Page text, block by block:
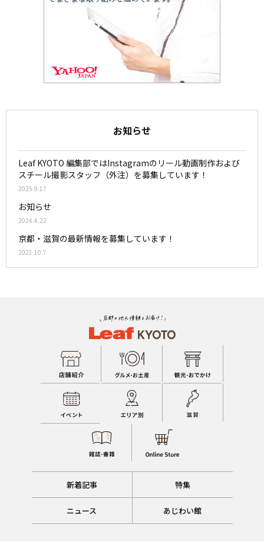
お知らせ
Leaf KYOTO 編集部ではInstagramのリール動画制作および
スチール撮影スタッフ（外注）を募集しています！
2025.9.17
お知らせ
2024.4.22
京都・滋賀の最新情報を募集しています！
2021.10.7
新着記事 特集
ニュース あじわい館